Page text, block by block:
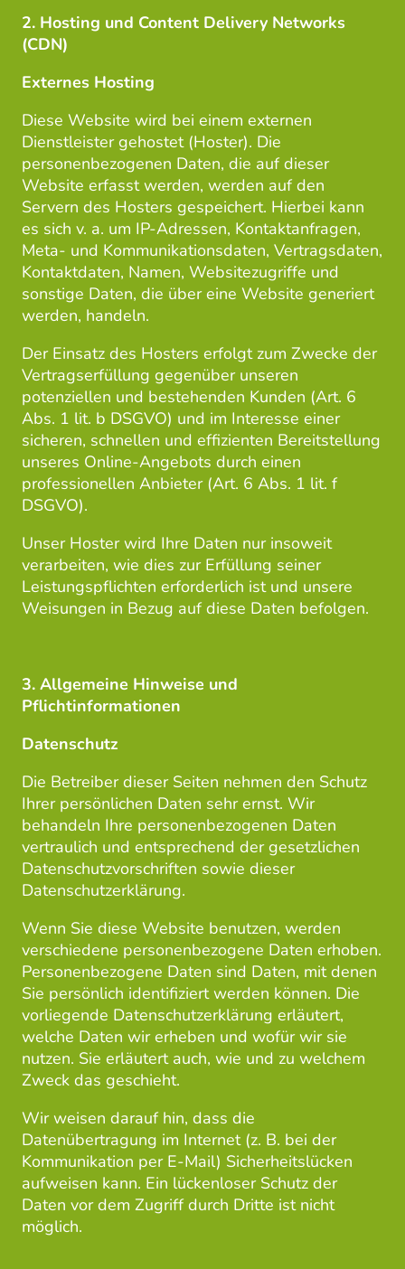
2. Hosting und Content Delivery Networks
(CDN)
Externes Hosting
Diese Website wird bei einem externen
Dienstleister gehostet (Hoster). Die
personenbezogenen Daten, die auf dieser
Website erfasst werden, werden auf den
Servern des Hosters gespeichert. Hierbei kann
es sich v. a. um IP-Adressen, Kontaktanfragen,
Meta- und Kommunikationsdaten, Vertragsdaten,
Kontaktdaten, Namen, Websitezugriffe und
sonstige Daten, die über eine Website generiert
werden, handeln.
Der Einsatz des Hosters erfolgt zum Zwecke der
Vertragserfüllung gegenüber unseren
potenziellen und bestehenden Kunden (Art. 6
Abs. 1 lit. b DSGVO) und im Interesse einer
sicheren, schnellen und effizienten Bereitstellung
unseres Online-Angebots durch einen
professionellen Anbieter (Art. 6 Abs. 1 lit. f
DSGVO).
Unser Hoster wird Ihre Daten nur insoweit
verarbeiten, wie dies zur Erfüllung seiner
Leistungspflichten erforderlich ist und unsere
Weisungen in Bezug auf diese Daten befolgen.
3. Allgemeine Hinweise und
Pflichtinformationen
Datenschutz
Die Betreiber dieser Seiten nehmen den Schutz
Ihrer persönlichen Daten sehr ernst. Wir
behandeln Ihre personenbezogenen Daten
vertraulich und entsprechend der gesetzlichen
Datenschutzvorschriften sowie dieser
Datenschutzerklärung.
Wenn Sie diese Website benutzen, werden
verschiedene personenbezogene Daten erhoben.
Personenbezogene Daten sind Daten, mit denen
Sie persönlich identifiziert werden können. Die
vorliegende Datenschutzerklärung erläutert,
welche Daten wir erheben und wofür wir sie
nutzen. Sie erläutert auch, wie und zu welchem
Zweck das geschieht.
Wir weisen darauf hin, dass die
Datenübertragung im Internet (z. B. bei der
Kommunikation per E-Mail) Sicherheitslücken
aufweisen kann. Ein lückenloser Schutz der
Daten vor dem Zugriff durch Dritte ist nicht
möglich.